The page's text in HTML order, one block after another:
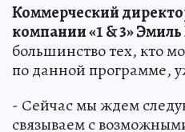
Коммерческий
компании «1 & 3»
большинство тех, кто
по данной программе,
- Сейчас мы ждем
связываем с